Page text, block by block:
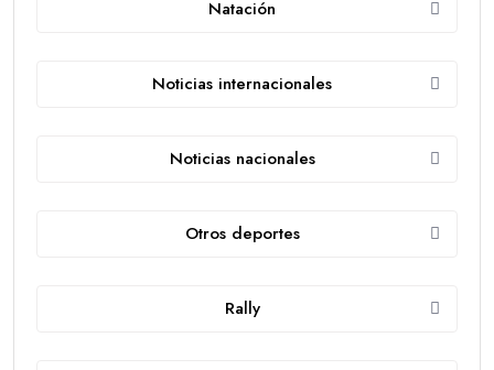
Natación
Noticias internacionales
Noticias nacionales
Otros deportes
Rally